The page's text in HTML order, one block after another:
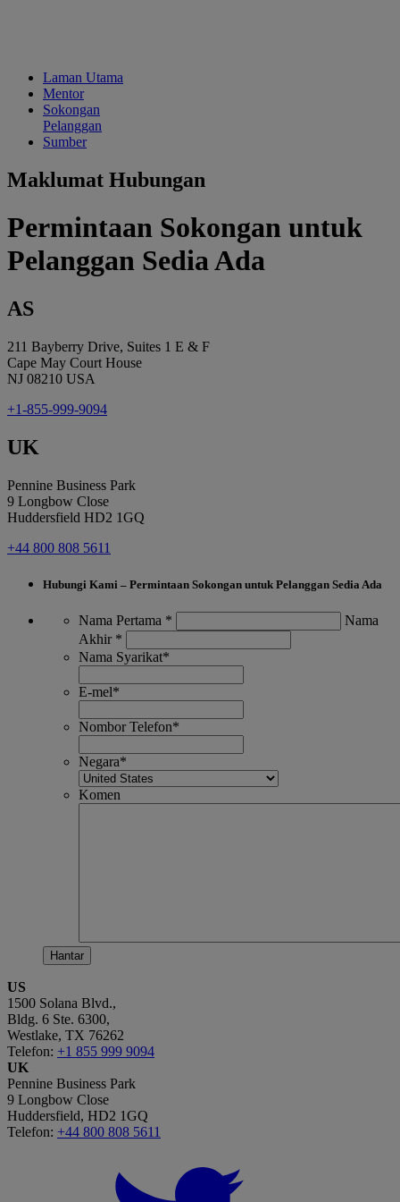
Laman Utama
Mentor
Sokongan
Pelanggan
Sumber
Maklumat Hubungan
Permintaan Sokongan untuk
Pelanggan Sedia Ada
AS
211 Bayberry Drive, Suites 1 E & F
Cape May Court House
NJ 08210 USA
+1-855-999-9094
UK
Pennine Business Park
9 Longbow Close
Huddersfield HD2 1GQ
+44 800 808 5611
Hubungi Kami – Permintaan Sokongan untuk Pelanggan Sedia Ada
*
Nama Pertama *
Nama
Akhir *
Nama Syarikat*
E-mel*
Nombor Telefon*
Negara*
Komen
US
1500 Solana Blvd.,
Bldg. 6 Ste. 6300,
Westlake, TX 76262
Telefon: +1 855 999 9094
UK
Pennine Business Park
9 Longbow Close
Huddersfield, HD2 1GQ
Telefon: +44 800 808 5611